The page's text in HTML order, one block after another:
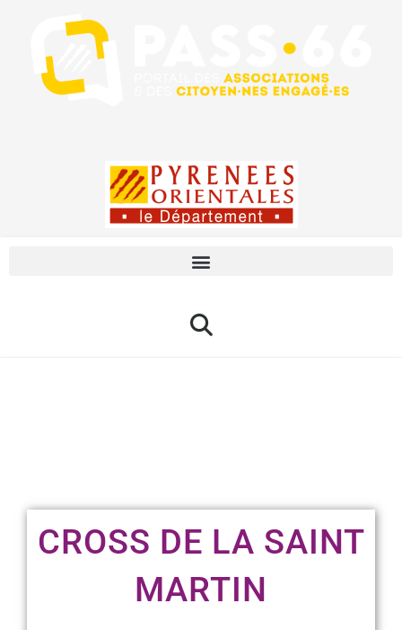
CROSS DE LA SAINT
MARTIN